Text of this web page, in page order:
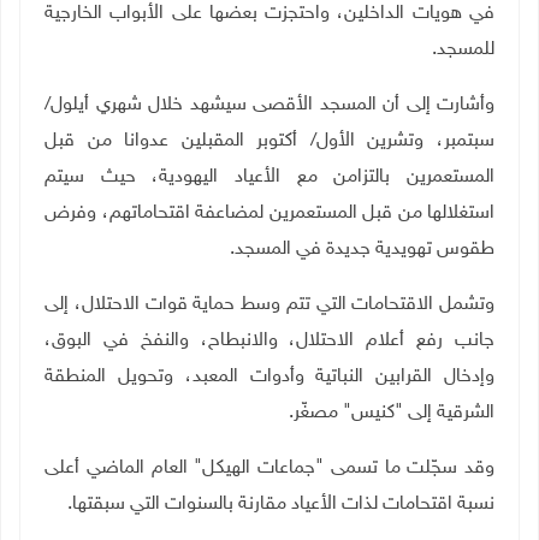
في هويات الداخلين، واحتجزت بعضها على الأبواب الخارجية
للمسجد.
وأشارت إلى أن المسجد الأقصى سيشهد خلال شهري أيلول/
سبتمبر، وتشرين الأول/ أكتوبر المقبلين عدوانا من قبل
المستعمرين بالتزامن مع الأعياد اليهودية، حيث سيتم
استغلالها من قبل المستعمرين لمضاعفة اقتحاماتهم، وفرض
طقوس تهويدية جديدة في المسجد.
وتشمل الاقتحامات التي تتم وسط حماية قوات الاحتلال، إلى
جانب رفع أعلام الاحتلال، والانبطاح، والنفخ في البوق،
وإدخال القرابين النباتية وأدوات المعبد، وتحويل المنطقة
الشرقية إلى "كنيس" مصغّر.
وقد سجّلت ما تسمى "جماعات الهيكل" العام الماضي أعلى
نسبة اقتحامات لذات الأعياد مقارنة بالسنوات التي سبقتها.